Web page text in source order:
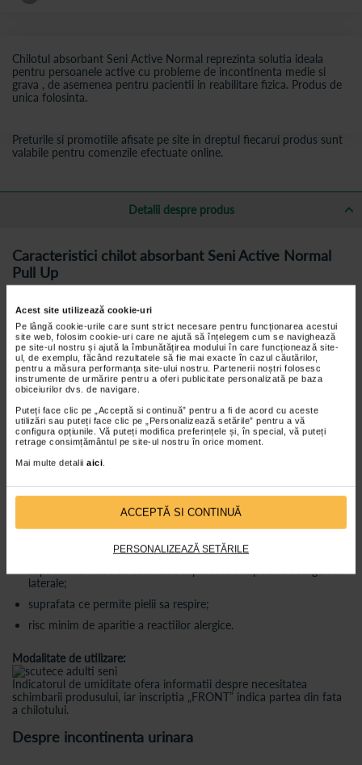
Acest site utilizează cookie-uri
Pe lângă cookie-urile care sunt strict necesare pentru funcționarea acestui
site web, folosim cookie-uri care ne ajută să înțelegem cum se navighează
pe site-ul nostru și ajută la îmbunătățirea modului în care funcționează site-
ul, de exemplu, făcând rezultatele să fie mai exacte în cazul căutărilor,
pentru a măsura performanța site-ului nostru. Partenerii noștri folosesc
instrumente de urmărire pentru a oferi publicitate personalizată pe baza
obiceiurilor dvs. de navigare.
Puteți face clic pe „Acceptă si continuă” pentru a fi de acord cu aceste
utilizări sau puteți face clic pe „Personalizează setările” pentru a vă
configura opțiunile. Vă puteți modifica preferințele și, în special, vă puteți
retrage consimțământul pe site-ul nostru în orice moment.
Mai multe detalii aici.
ACCEPTĂ SI CONTINUĂ
PERSONALIZEAZĂ SETĂRILE
Chilotul absorbant Seni Active Normal reprezinta solutia ideala
pentru persoanele active cu probleme de incontinenta medie si
grava , de asemenea pentru pacientii in reabilitare fizica. Produs de
unica folosinta.
Preturile si promotiile afisate pe site in dreptul fiecarui produs sunt
valabile pentru comenzile efectuate online.
Detalii despre produs
Caracteristici chilot absorbant Seni Active Normal
Pull Up
Marime talie: 80 - 110 cm;
Pachetul contine 10 Buc/ pachet.
Pentru ce este recomandat chilotul absorbant
Chilotul elastic absorbant pentru adulti este un produs dedicat
persoanelor care au probleme cu incontinenta urinara si care isi
doresc sa duca o viata activa.
Acest produs ofera:
ajustare perfecta pe corp datorita benzii elastice din jurul taliei,
indepartare usoara prin ruperea cusaturii din lateral;
confort deosebit utilizatorului multumita suprafetei moi, delicate,
ce nu fosneste;
reducerea mirosului neplacut;
laterale;
suprafata ce permite pielii sa respire;
risc minim de aparitie a reactiilor alergice.
Modalitate de utilizare:
Indicatorul de umiditate ofera informatii despre necesitatea
schimbarii produsului, iar inscriptia „FRONT” indica partea din fata
a chilotului.
Despre incontinenta urinara